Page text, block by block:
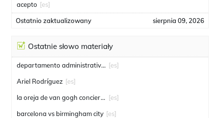
acepto [es]
Ostatnio zaktualizowany sierpnia 09, 2026
Ostatnie słowo materiały
departamento administrativo de seguridad [es]
Ariel Rodríguez [es]
la oreja de van gogh conciertos [es]
barcelona vs birmingham city [es]